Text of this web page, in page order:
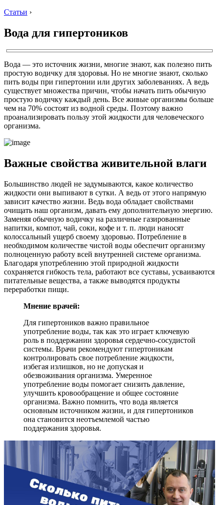
Статьи ›
Вода для гипертоников
Вода — это источник жизни, многие знают, как полезно пить
простую водичку для здоровья. Но не многие знают, сколько
пить воды при гипертонии или других заболеваниях. А ведь
существует множества причин, чтобы начать пить обычную
простую водичку каждый день. Все живые организмы больше
чем на 70% состоят из водной среды. Поэтому важно
проанализировать пользу этой жидкости для человеческого
организма.
Важные свойства живительной влаги
Большинство людей не задумываются, какое количество
жидкости они выпивают в сутки. А ведь от этого напрямую
зависит качество жизни. Ведь вода обладает свойствами
очищать наш организм, давать ему дополнительную энергию.
Заменяя обычную водичку на различные газированные
напитки, компот, чай, соки, кофе и т. п. люди наносят
колоссальный ущерб своему здоровью. Потребление в
необходимом количестве чистой воды обеспечит организму
полноценную работу всей внутренней системе организма.
Благодаря употреблению этой природной жидкости
сохраняется гибкость тела, работают все суставы, усваиваются
питательные вещества, а также выводятся продукты
переработки пищи.
Мнение врачей:
Для гипертоников важно правильное
употребление воды, так как это играет ключевую
роль в поддержании здоровья сердечно-сосудистой
системы. Врачи рекомендуют гипертоникам
контролировать свое потребление жидкости,
избегая излишков, но не допуская и
обезвоживания организма. Умеренное
употребление воды помогает снизить давление,
улучшить кровообращение и общее состояние
организма. Важно помнить, что вода является
основным источником жизни, и для гипертоников
она становится неотъемлемой частью
поддержания здоровья.